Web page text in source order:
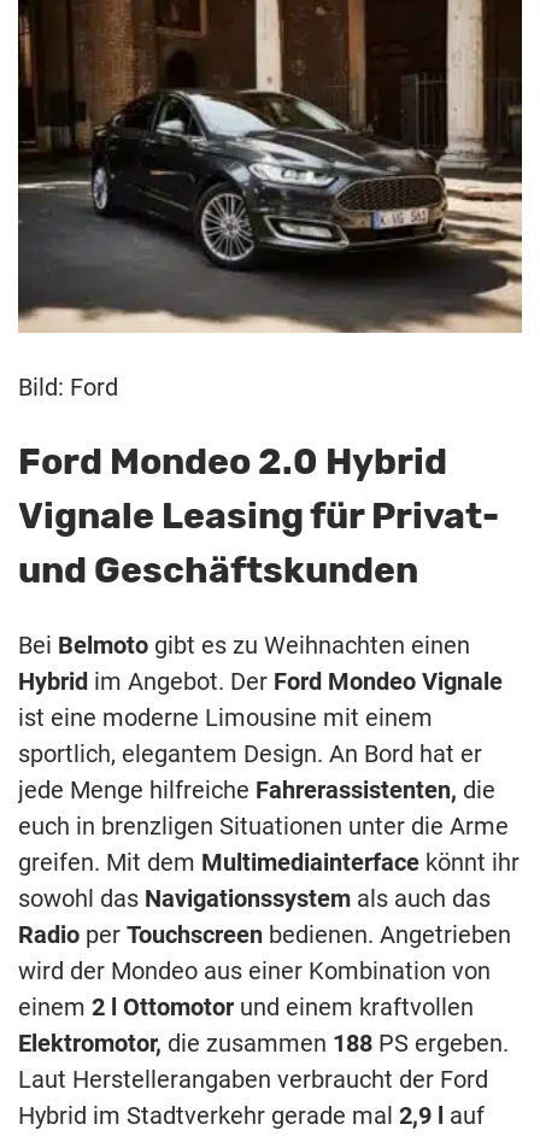
Bild: Ford
Ford Mondeo 2.0 Hybrid
Vignale Leasing für Privat-
und Geschäftskunden
Bei Belmoto gibt es zu Weihnachten einen
Hybrid im Angebot. Der Ford Mondeo Vignale
ist eine moderne Limousine mit einem
sportlich, elegantem Design. An Bord hat er
jede Menge hilfreiche Fahrerassistenten, die
euch in brenzligen Situationen unter die Arme
greifen. Mit dem Multimediainterface könnt ihr
sowohl das Navigationssystem als auch das
Radio per Touchscreen bedienen. Angetrieben
wird der Mondeo aus einer Kombination von
einem 2 l Ottomotor und einem kraftvollen
Elektromotor, die zusammen 188 PS ergeben.
Laut Herstellerangaben verbraucht der Ford
Hybrid im Stadtverkehr gerade mal 2,9 l
auf